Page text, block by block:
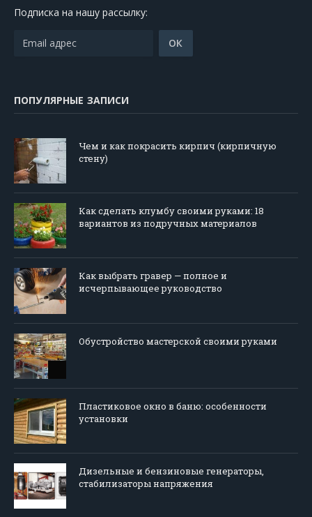
Подписка на нашу рассылку:
ПОПУЛЯРНЫЕ ЗАПИСИ
Чем и как покрасить кирпич (кирпичную
стену)
Как сделать клумбу своими руками: 18
вариантов из подручных материалов
Как выбрать гравер — полное и
исчерпывающее руководство
Обустройство мастерской своими руками
Пластиковое окно в баню: особенности
установки
Дизельные и бензиновые генераторы,
стабилизаторы напряжения